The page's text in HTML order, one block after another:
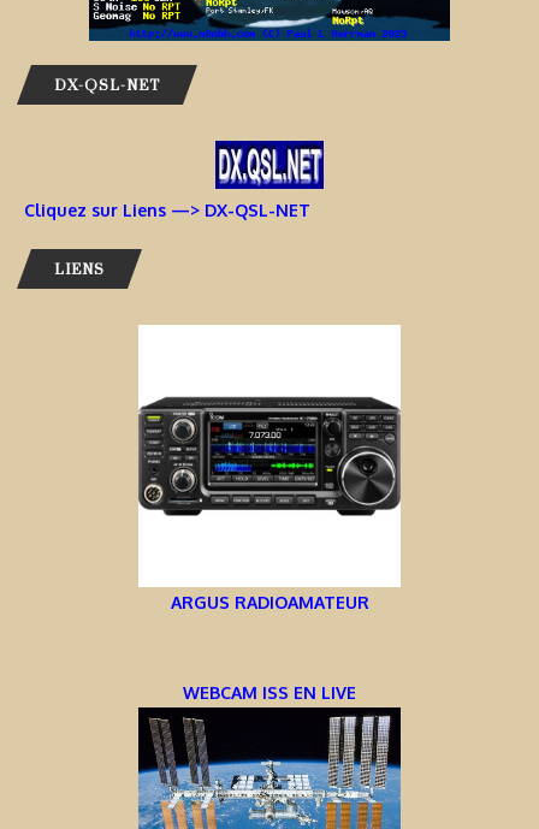
DX-QSL-NET
Cliquez sur Liens —> DX-QSL-NET
LIENS
ARGUS RADIOAMATEUR
WEBCAM ISS EN LIVE